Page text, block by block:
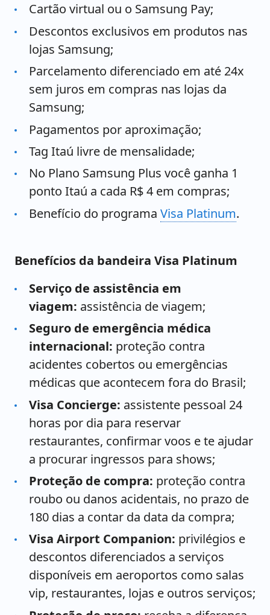
Cartão virtual ou o Samsung Pay;
Descontos exclusivos em produtos nas
lojas Samsung;
Parcelamento diferenciado em até 24x
sem juros em compras nas lojas da
Samsung;
Pagamentos por aproximação;
Tag Itaú livre de mensalidade;
No Plano Samsung Plus você ganha 1
ponto Itaú a cada R$ 4 em compras;
Benefício do programa Visa Platinum.
Benefícios da bandeira Visa Platinum
Serviço de assistência em
viagem: assistência de viagem;
Seguro de emergência médica
internacional: proteção contra
acidentes cobertos ou emergências
médicas que acontecem fora do Brasil;
Visa Concierge: assistente pessoal 24
horas por dia para reservar
restaurantes, confirmar voos e te ajudar
a procurar ingressos para shows;
Proteção de compra: proteção contra
roubo ou danos acidentais, no prazo de
180 dias a contar da data da compra;
Visa Airport Companion: privilégios e
descontos diferenciados a serviços
disponíveis em aeroportos como salas
vip, restaurantes, lojas e outros serviços;